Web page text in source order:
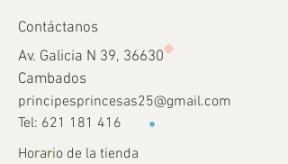
Contáctanos
Av. Galicia N 39, 36630
Cambados
principesprincesas25@gmail.com
Tel: 621 181 416
Horario de la tienda